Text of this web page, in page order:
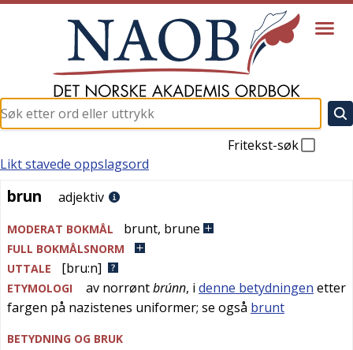
Fritekst-søk
brun
Likt stavede oppslagsord
brun adjektiv
MODERAT BOKMÅL brunt, brune
FULL BOKMÅLSNORM
UTTALE
[bru:n]
ETYMOLOGI av norrøntbrúnn, i denne betydningen etter
fargen på nazistenes uniformer; se også brunt
BETYDNING OG BRUK